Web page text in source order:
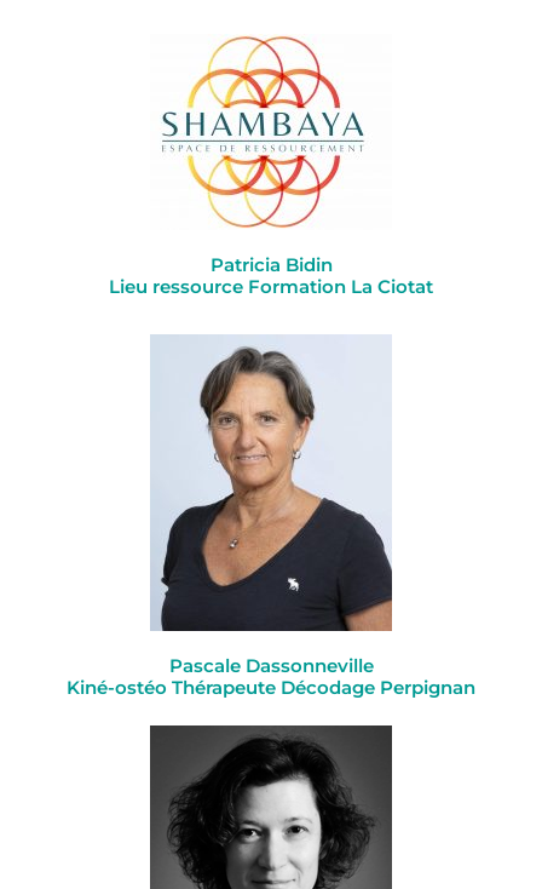
Patricia Bidin
Lieu ressource Formation La Ciotat
Pascale Dassonneville
Kiné-ostéo Thérapeute Décodage Perpignan